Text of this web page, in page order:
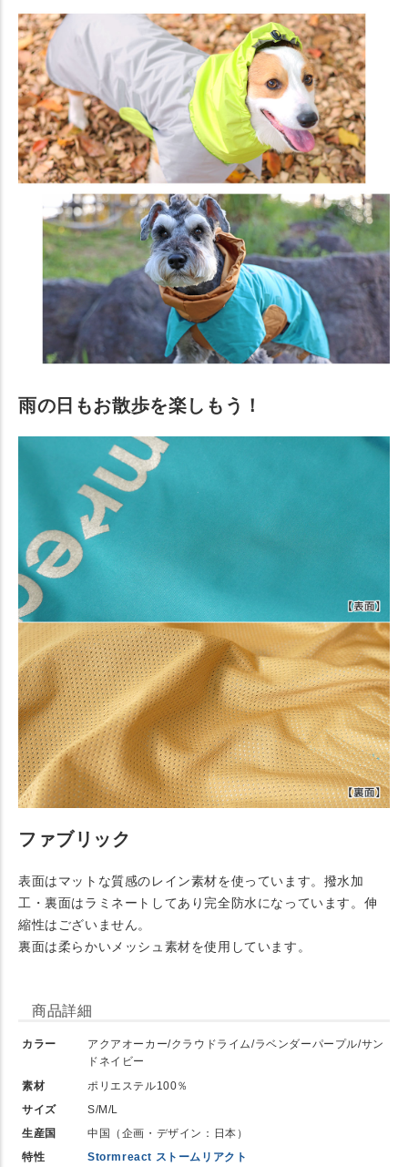
雨の日もお散歩を楽しもう！
ファブリック
表面はマットな質感のレイン素材を使っています。撥水加
工・裏面はラミネートしてあり完全防水になっています。伸
縮性はございません。
裏面は柔らかいメッシュ素材を使用しています。
商品詳細
カラー
アクアオーカー/クラウドライム/ラベンダーパープル/サン
ドネイビー
素材
ポリエステル100％
サイズ
S/M/L
生産国
中国（企画・デザイン：日本）
特性
Stormreact ストームリアクト